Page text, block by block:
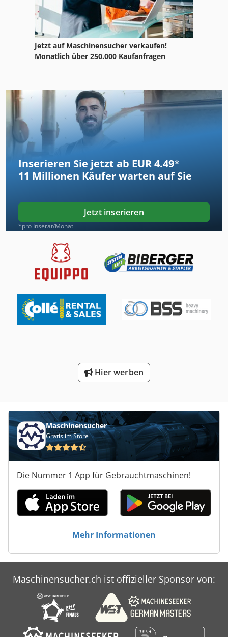
Jetzt auf Maschinensucher verkaufen!
Monatlich über 250.000 Kaufanfragen
Inserieren Sie jetzt ab EUR 4.49*
11 Millionen Käufer warten auf Sie
Jetzt inserieren
*pro Inserat/Monat
Hier werben
Maschinensucher
Gratis im Store
Die Nummer 1 App für Gebrauchtmaschinen!
Mehr Informationen
Maschinensucher.ch ist offizieller Sponsor von: